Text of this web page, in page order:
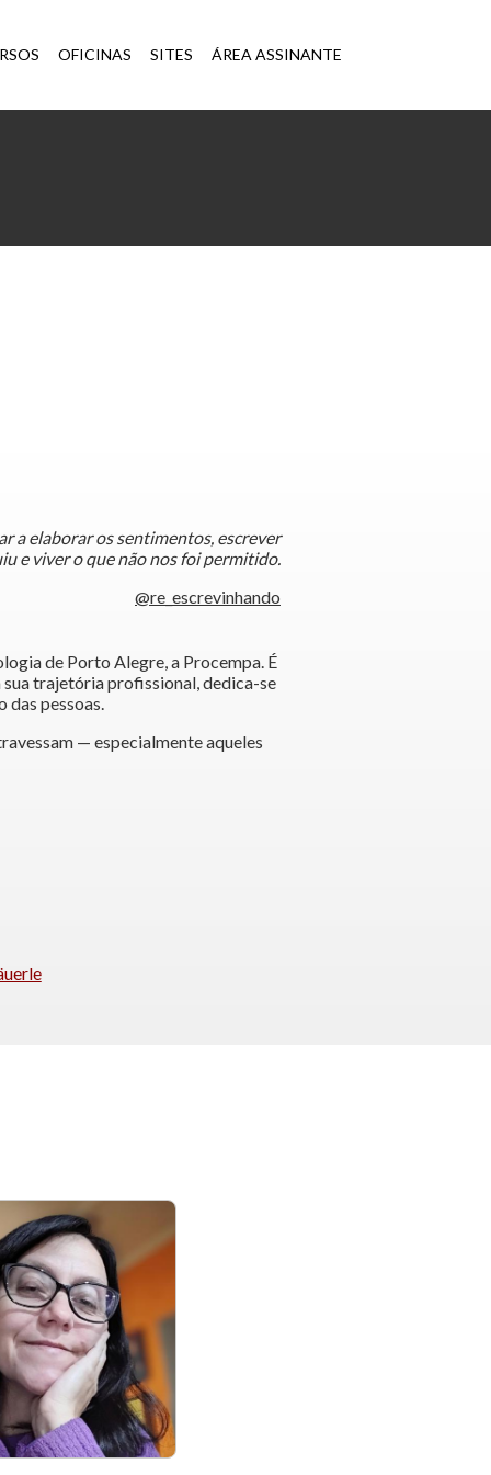
OFICINAS SITES ÁREA ASSINANTE
a elaborar os sentimentos, escrever
e viver o que não nos foi permitido.
@re_escrevinhando
de Porto Alegre, a Procempa. É
sua trajetória profissional, dedica-se
das pessoas.
— especialmente aqueles